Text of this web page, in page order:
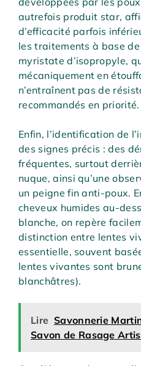
autrefois produit star,
d’efficacité parfois
les traitements à base
myristate d’isopropyle,
mécaniquement en
n’entraînent pas de
recommandés en priorité.
Enfin, l’identification de
des signes précis : des
fréquentes, surtout
nuque, ainsi qu’une
un peigne fin anti-poux.
cheveux humides au-
blanche, on repère
distinction entre lentes
essentielle, souvent
lentes vivantes sont
blanchâtres).
Lire Savonnerie
Savon de Rasage